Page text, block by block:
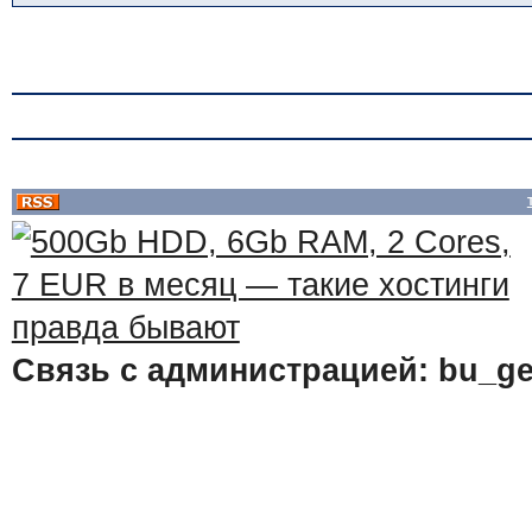
Связь с администрацией: